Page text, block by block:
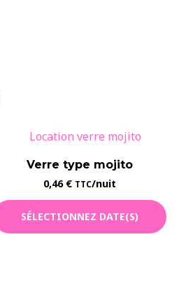
Verre type mojito
0,46 € TTC/nuit
SÉLECTIONNEZ DATE(S)